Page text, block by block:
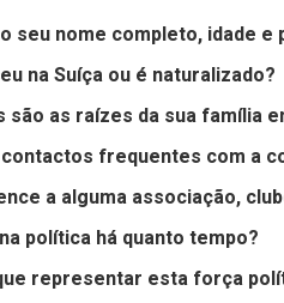
seu nome completo, idade e
na Suíça ou é naturalizado?
são as raízes da sua família
frequentes com a
a alguma associação,
política há quanto tempo?
representar esta força